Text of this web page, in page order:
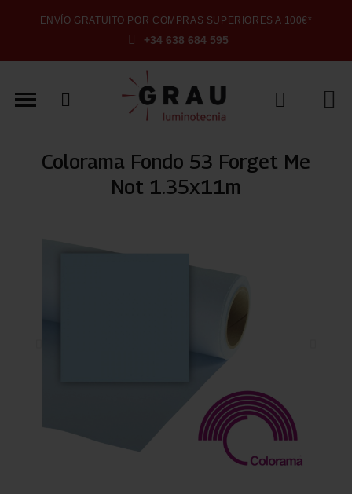
ENVÍO GRATUITO POR COMPRAS SUPERIORES A 100€*
+34 638 684 595
Colorama Fondo 53 Forget Me
Not 1.35x11m